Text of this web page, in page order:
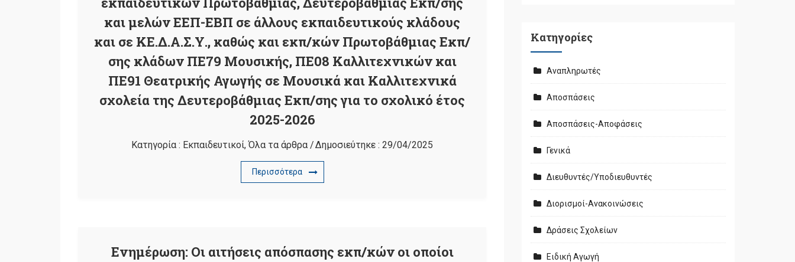
και μελών ΕΕΠ-ΕΒΠ σε άλλους εκπαιδευτικούς κλάδους
και σε ΚΕ.Δ.Α.Σ.Υ., καθώς και εκπ/κών Πρωτοβάθμιας Εκπ/
σης κλάδων ΠΕ79 Μουσικής, ΠΕ08 Καλλιτεχνικών και
ΠΕ91 Θεατρικής Αγωγής σε Μουσικά και Καλλιτεχνικά
σχολεία της Δευτεροβάθμιας Εκπ/σης για το σχολικό έτος
2025-2026
Κατηγορία : Εκπαιδευτικοί,Όλα τα άρθρα /Δημοσιεύτηκε : 29/04/2025
Περισσότερα
Ενημέρωση: Οι αιτήσεις απόσπασης εκπ/κών οι οποίοι
Kατηγορίες
Αναπληρωτές
Αποσπάσεις
Αποσπάσεις-Αποφάσεις
Γενικά
Διευθυντές/Υποδιευθυντές
Διορισμοί-Ανακοινώσεις
Δράσεις Σχολείων
Ειδική Αγωγή